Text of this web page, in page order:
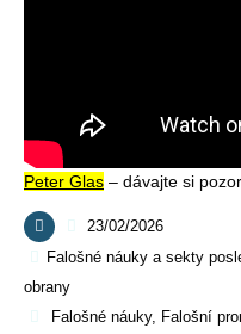
Peter Glas – dávajte si
23/02/2026
Falošné náuky a sekty
obrany
Falošné náuky, Falošní